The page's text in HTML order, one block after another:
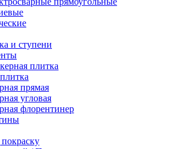
и ступени
плитка
прямая
угловая
флорентинер